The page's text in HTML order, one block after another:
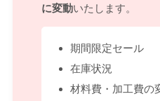
に変動いたします。
期間限定セール
在庫状況
材料費・加工費の